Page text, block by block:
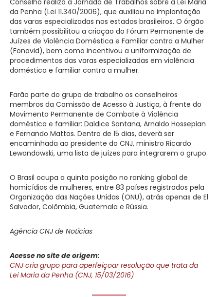
da Penha (Lei 11.340/2006), que auxiliou na implantação
das varas especializadas nos estados brasileiros. O órgão
também possibilitou a criação do Fórum Permanente de
Juízes de Violência Doméstica e Familiar contra a Mulher
(Fonavid), bem como incentivou a uniformização de
procedimentos das varas especializadas em violência
doméstica e familiar contra a mulher.
Farão parte do grupo de trabalho os conselheiros
membros da Comissão de Acesso à Justiça, à frente do
Movimento Permanente de Combate à Violência
doméstica e familiar: Daldice Santana, Arnaldo Hossepian
e Fernando Mattos. Dentro de 15 dias, deverá ser
encaminhada ao presidente do CNJ, ministro Ricardo
Lewandowski, uma lista de juízes para integrarem o grupo.
O Brasil ocupa a quinta posição no ranking global de
homicídios de mulheres, entre 83 países registrados pela
Organização das Nações Unidas (ONU), atrás apenas de El
Salvador, Colômbia, Guatemala e Rússia.
Agência CNJ de Notícias
Acesse no site de origem:
CNJ cria grupo para aperfeiçoar resolução que trata da
Lei Maria da Penha (CNJ, 15/03/2016)